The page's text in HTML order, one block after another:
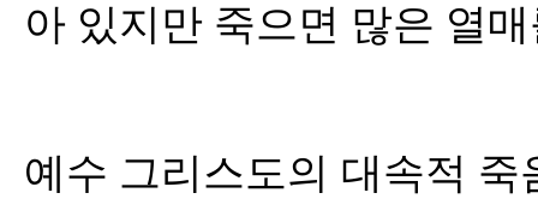
아 있지만 죽으면 많은 열
예수 그리스도의 대속적